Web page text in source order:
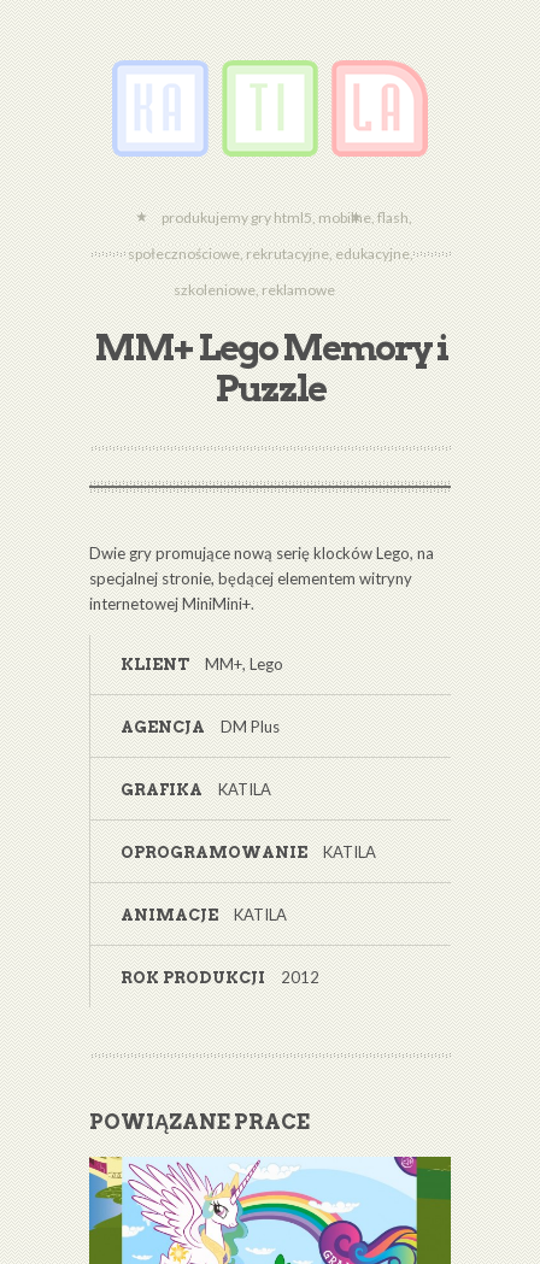
produkujemy gry html5, mobilne, flash,
społecznościowe, rekrutacyjne, edukacyjne,
szkoleniowe, reklamowe
MM+ Lego Memory i
Puzzle
Dwie gry promujące nową serię klocków Lego, na
specjalnej stronie, będącej elementem witryny
internetowej MiniMini+.
KLIENT MM+, Lego
AGENCJA DM Plus
GRAFIKA KATILA
OPROGRAMOWANIE KATILA
ANIMACJE KATILA
ROK PRODUKCJI 2012
POWIĄZANE PRACE